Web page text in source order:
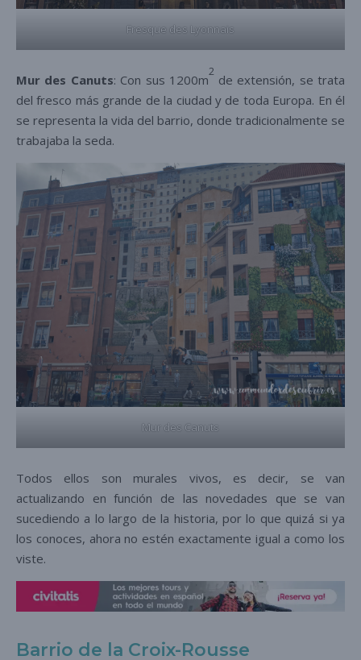
Fresque des Lyonnais
Mur des Canuts: Con sus 1200m
2
de extensión, se trata
del fresco más grande de la ciudad y de toda Europa. En él
se representa la vida del barrio, donde tradicionalmente se
trabajaba la seda.
Mur des Canuts
Todos ellos son murales vivos, es decir, se van
actualizando en función de las novedades que se van
sucediendo a lo largo de la historia, por lo que quizá si ya
los conoces, ahora no estén exactamente igual a como los
viste.
Barrio de la Croix-Rousse